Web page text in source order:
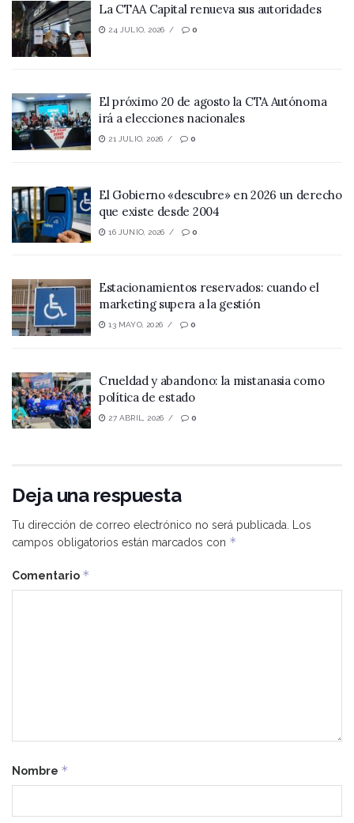
La CTAA Capital renueva sus autoridades
24 JULIO, 2026 0
El próximo 20 de agosto la CTA Autónoma
irá a elecciones nacionales
21 JULIO, 2026 0
El Gobierno «descubre» en 2026 un derecho
que existe desde 2004
16 JUNIO, 2026 0
Estacionamientos reservados: cuando el
marketing supera a la gestión
13 MAYO, 2026 0
Crueldad y abandono: la mistanasia como
política de estado
27 ABRIL, 2026 0
Deja una respuesta
Tu dirección de correo electrónico no será publicada. Los
campos obligatorios están marcados con *
Comentario *
Nombre *